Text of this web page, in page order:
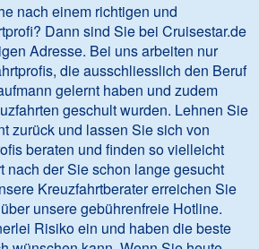
nach einem richtigen und
Dann sind Sie bei Cruisestar.de
Adresse. Bei uns arbeiten nur
die ausschliesslich den Beruf
gelernt haben und zudem
geschult wurden. Lehnen Sie
zurück und lassen Sie sich von
beraten und finden so vielleicht
nach der Sie schon lange gesucht
Kreuzfahrtberater erreichen Sie
unsere gebührenfreie Hotline.
Risiko ein und haben die beste